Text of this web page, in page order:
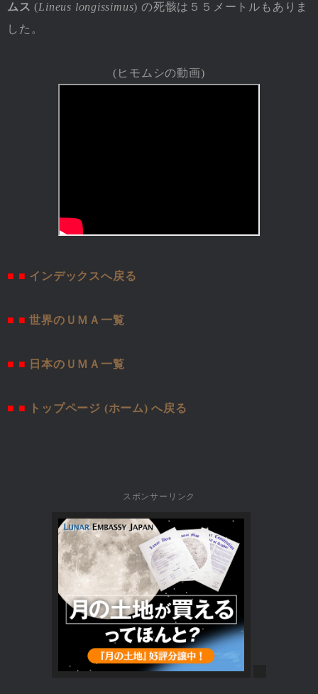
ムス (Lineus longissimus) の死骸は５５メートルもありま
した。
(ヒモムシの動画)
■ ■ インデックスへ戻る
■ ■ 世界のＵＭＡ一覧
■ ■ 日本のＵＭＡ一覧
■ ■ トップページ (ホーム) へ戻る
スポンサーリンク